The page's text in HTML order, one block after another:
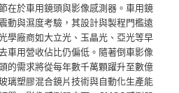
在於車用鏡頭與影像感測器。車用鏡
動與濕度考驗，其設計與製程門檻遠
學廠商如大立光、玉晶光、亞光等早
車用營收佔比仍偏低。隨著倒車影像
的需求將從每年數千萬顆躍升至數億
璃塑膠混合鏡片技術與自動化生產能